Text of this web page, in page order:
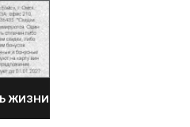
ЖИЗНИ